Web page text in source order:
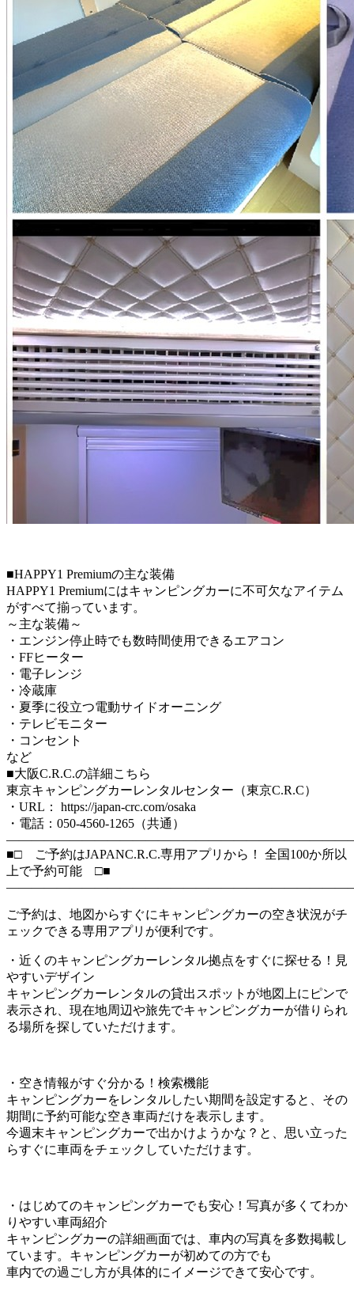
■HAPPY1 Premiumの主な装備
HAPPY1 Premiumにはキャンピングカーに不可欠なアイテム
がすべて揃っています。
～主な装備～
・エンジン停止時でも数時間使用できるエアコン
・FFヒーター
・電子レンジ
・冷蔵庫
・夏季に役立つ電動サイドオーニング
・テレビモニター
・コンセント
など
■大阪C.R.C.の詳細こちら
東京キャンピングカーレンタルセンター（東京C.R.C）
・URL： https://japan-crc.com/osaka
・電話：050-4560-1265（共通）
■□ ご予約はJAPANC.R.C.専用アプリから！ 全国100か所以
上で予約可能 □■
ご予約は、地図からすぐにキャンピングカーの空き状況がチ
ェックできる専用アプリが便利です。
・近くのキャンピングカーレンタル拠点をすぐに探せる！見
やすいデザイン
キャンピングカーレンタルの貸出スポットが地図上にピンで
表示され、現在地周辺や旅先でキャンピングカーが借りられ
る場所を探していただけます。
・空き情報がすぐ分かる！検索機能
キャンピングカーをレンタルしたい期間を設定すると、その
期間に予約可能な空き車両だけを表示します。
今週末キャンピングカーで出かけようかな？と、思い立った
らすぐに車両をチェックしていただけます。
・はじめてのキャンピングカーでも安心！写真が多くてわか
りやすい車両紹介
キャンピングカーの詳細画面では、車内の写真を多数掲載し
ています。キャンピングカーが初めての方でも
車内での過ごし方が具体的にイメージできて安心です。